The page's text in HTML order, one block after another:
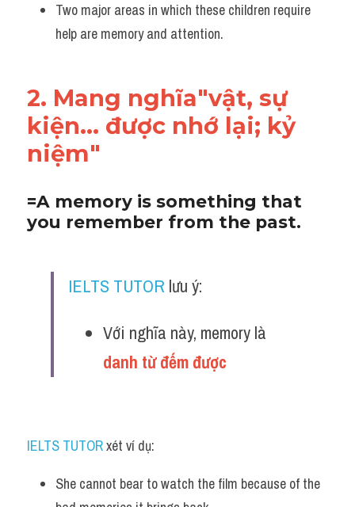
Two major areas in which these children require
help are memory and attention.
2. Mang nghĩa"vật, sự
kiện... được nhớ lại; kỷ
niệm"
=A memory is something that
you remember from the past.
IELTS TUTOR lưu ý:
danh từ đếm được
IELTS TUTOR xét ví dụ:
She cannot bear to watch the film because of the